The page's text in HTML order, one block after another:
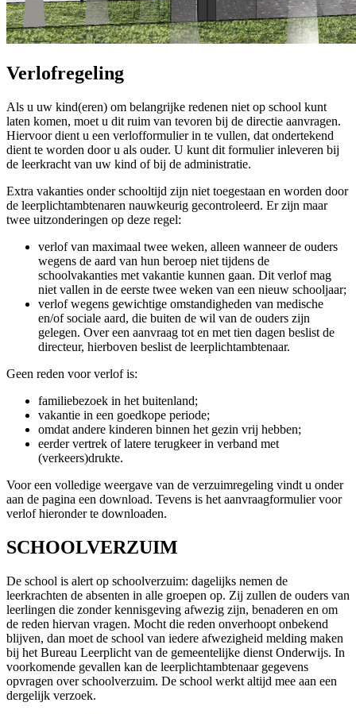
Verlofregeling
Als u uw kind(eren) om belangrijke redenen niet op school kunt
laten komen, moet u dit ruim van tevoren bij de directie aanvragen.
Hiervoor dient u een verlofformulier in te vullen, dat ondertekend
dient te worden door u als ouder. U kunt dit formulier inleveren bij
de leerkracht van uw kind of bij de administratie.
Extra vakanties onder schooltijd zijn niet toegestaan en worden door
de leerplichtambtenaren nauwkeurig gecontroleerd. Er zijn maar
twee uitzonderingen op deze regel:
verlof van maximaal twee weken, alleen wanneer de ouders
wegens de aard van hun beroep niet tijdens de
schoolvakanties met vakantie kunnen gaan. Dit verlof mag
niet vallen in de eerste twee weken van een nieuw schooljaar;
verlof wegens gewichtige omstandigheden van medische
en/of sociale aard, die buiten de wil van de ouders zijn
gelegen. Over een aanvraag tot en met tien dagen beslist de
directeur, hierboven beslist de leerplichtambtenaar.
Geen reden voor verlof is:
familiebezoek in het buitenland;
vakantie in een goedkope periode;
omdat andere kinderen binnen het gezin vrij hebben;
eerder vertrek of latere terugkeer in verband met
(verkeers)drukte.
Voor een volledige weergave van de verzuimregeling vindt u onder
aan de pagina een download. Tevens is het aanvraagformulier voor
verlof hieronder te downloaden.
SCHOOLVERZUIM
De school is alert op schoolverzuim: dagelijks nemen de
leerkrachten de absenten in alle groepen op. Zij zullen de ouders van
leerlingen die zonder kennisgeving afwezig zijn, benaderen en om
de reden hiervan vragen. Mocht die reden onverhoopt onbekend
blijven, dan moet de school van iedere afwezigheid melding maken
bij het Bureau Leerplicht van de gemeentelijke dienst Onderwijs. In
voorkomende gevallen kan de leerplichtambtenaar gegevens
opvragen over schoolverzuim. De school werkt altijd mee aan een
dergelijk verzoek.